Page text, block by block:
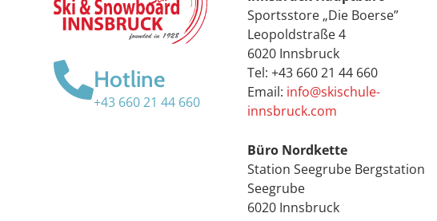
Hotline
+43 660 21 44 660
Sportsstore „Die Boerse”
Leopoldstraße 4
6020 Innsbruck
Tel: +43 660 21 44 660
Email: info@skischule-
innsbruck.com
Büro Nordkette
Station Seegrube Bergstation
Seegrube
6020 Innsbruck